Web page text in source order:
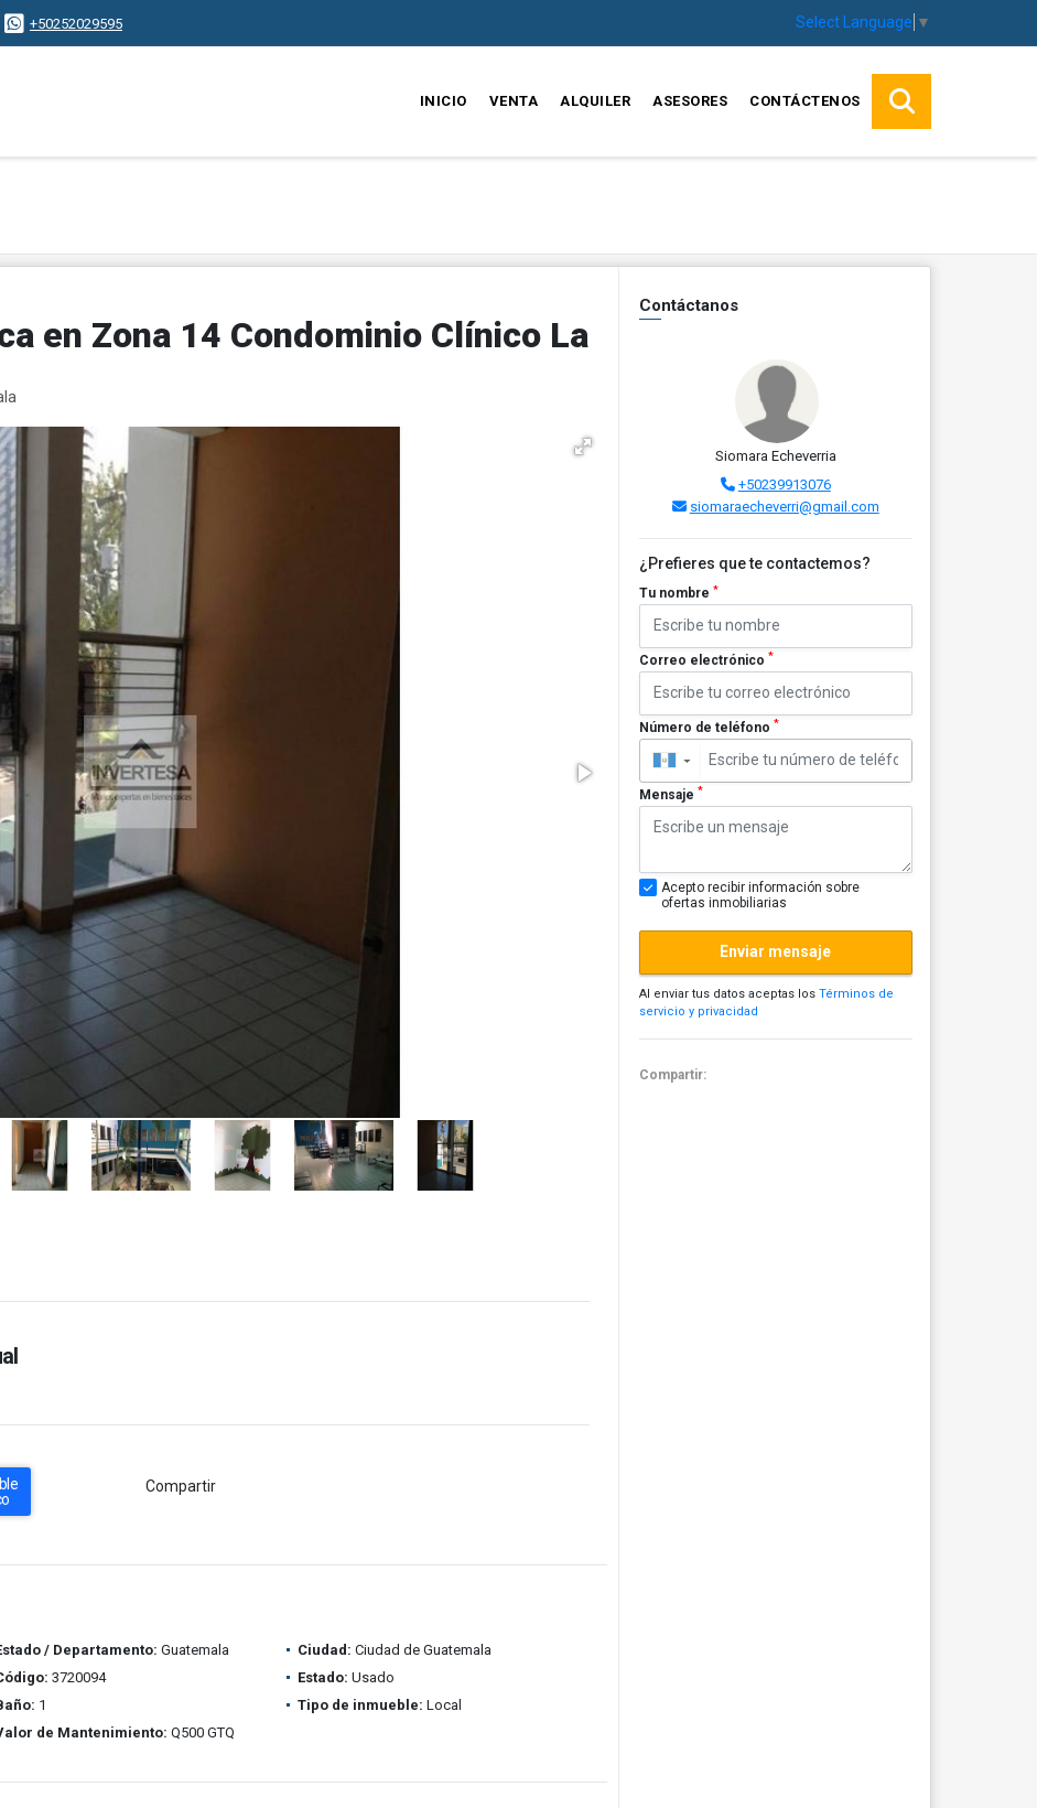
+50252029595 Select Language ▼
INICIO VENTA ALQUILER ASESORES CONTÁCTENOS
en Zona 14 Condominio Clínico La
Compartir
/ Departamento: Guatemala Ciudad: Ciudad de Guatemala
3720094 Estado: Usado
1 Tipo de inmueble: Local
de Mantenimiento: Q500 GTQ
Contáctanos
Siomara Echeverria
+50239913076
siomaraecheverri@gmail.com
¿Prefieres que te contactemos?
Tu nombre *
Correo electrónico *
Número de teléfono *
▼
Mensaje *
Acepto recibir información sobre
ofertas inmobiliarias
Enviar mensaje
Al enviar tus datos aceptas los Términos de
servicio y privacidad
Compartir: